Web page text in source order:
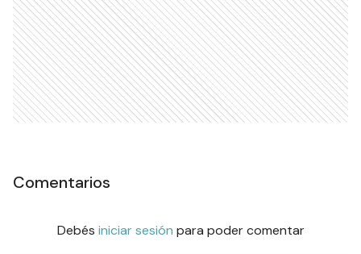
Comentarios
Debés iniciar sesión para poder comentar